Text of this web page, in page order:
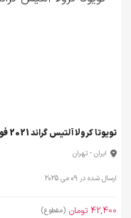
تویوتا کرولا آلتیس گراند 2021 فول آپشن، وضعیت عالی...
ایران - تهران
ارسال شده در 09 می 2025
42,400 تومان (مقطوع)